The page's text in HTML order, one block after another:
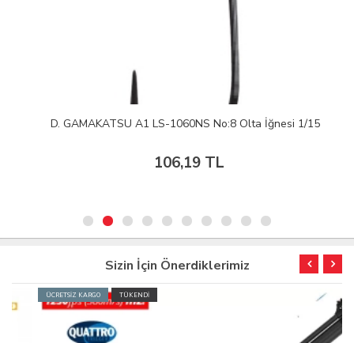
D. GAMAKATSU A1 LS-1060NS No:8 Olta İğnesi 1/15
106,19 TL
Sizin İçin Önerdiklerimiz
ÜCRETSİZ KARGO TÜKENDİ